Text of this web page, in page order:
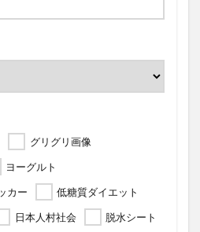
グリグリ画像
ヨーグルト
カー
低糖質ダイエット
日本人村社会 脱水シート